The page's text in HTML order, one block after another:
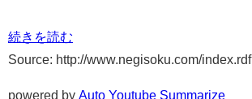
続きを読む
Source: http://www.negisoku.com/index.rdf
powered by Auto Youtube Summarize